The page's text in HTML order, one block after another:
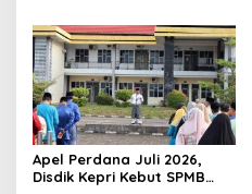
Hidupkan Syiar Islam
Apel Perdana Juli 2026,
Disdik Kepri Kebut SPMB